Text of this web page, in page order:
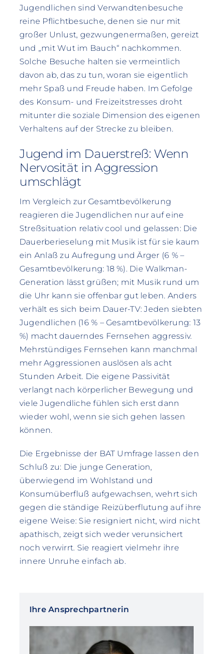
Jugendlichen sind Verwandtenbesuche
reine Pflichtbesuche, denen sie nur mit
großer Unlust, gezwungenermaßen, gereizt
und „mit Wut im Bauch“ nachkommen.
Solche Besuche halten sie vermeintlich
davon ab, das zu tun, woran sie eigentlich
mehr Spaß und Freude haben. Im Gefolge
des Konsum- und Freizeitstresses droht
mitunter die soziale Dimension des eigenen
Verhaltens auf der Strecke zu bleiben.
Jugend im Dauerstreß: Wenn
Nervosität in Aggression
umschlägt
Im Vergleich zur Gesamtbevölkerung
reagieren die Jugendlichen nur auf eine
Streßsituation relativ cool und gelassen: Die
Dauerberieselung mit Musik ist für sie kaum
ein Anlaß zu Aufregung und Ärger (6 % –
Gesamtbevölkerung: 18 %). Die Walkman-
Generation lässt grüßen; mit Musik rund um
die Uhr kann sie offenbar gut leben. Anders
verhält es sich beim Dauer-TV: Jeden siebten
Jugendlichen (16 % – Gesamtbevölkerung: 13
%) macht dauerndes Fernsehen aggressiv.
Mehrstündiges Fernsehen kann manchmal
mehr Aggressionen auslösen als acht
Stunden Arbeit. Die eigene Passivität
verlangt nach körperlicher Bewegung und
viele Jugendliche fühlen sich erst dann
wieder wohl, wenn sie sich gehen lassen
können.
Die Ergebnisse der BAT Umfrage lassen den
Schluß zu: Die junge Generation,
überwiegend im Wohlstand und
Konsumüberfluß aufgewachsen, wehrt sich
gegen die ständige Reizüberflutung auf ihre
eigene Weise: Sie resigniert nicht, wird nicht
apathisch, zeigt sich weder verunsichert
noch verwirrt. Sie reagiert vielmehr ihre
innere Unruhe einfach ab.
Ihre Ansprechpartnerin